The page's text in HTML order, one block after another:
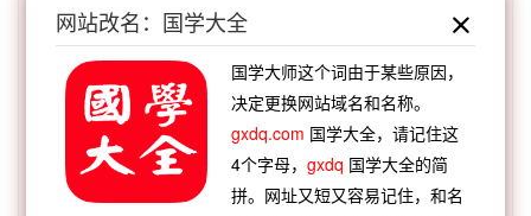
油光锃亮 淑质贞亮
【逆接】：春雨如油 滚瓜流油 烈火烹油
添醋加
滚瓜溜油 火上加油 火上添油
蜜搅酥油
【逆接】：
油花和尚 油炸猢狲 油丝子烟
油尽灯
油头粉面 油干火尽 油头滑面 油头滑脸
网站改名：国学大全
国学大师这个词由于某些原因，
决定更换网站域名和名称。
gxdq.com 国学大全，请记住这
4个字母，gxdq 国学大全的简
拼。网址又短又容易记住，和名